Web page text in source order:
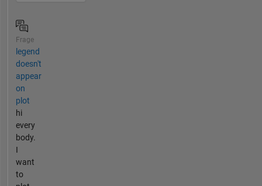
Frage
legend
doesn't
appear
on
plot
hi
every
body.
I
want
to